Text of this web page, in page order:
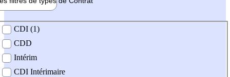
contrat
CDI (1)
CDD
Intérim
CDI Intérimaire